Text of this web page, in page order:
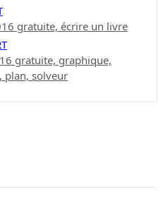
gratuite, écrire un livre
gratuite, graphique,
plan, solveur